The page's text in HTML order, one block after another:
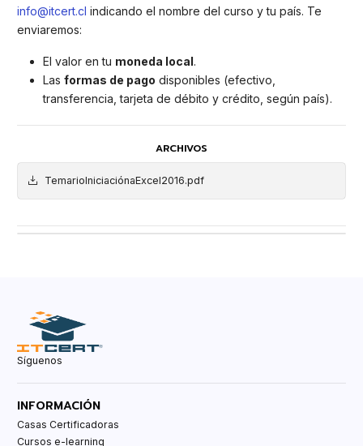
info@itcert.cl indicando el nombre del curso y tu país. Te
enviaremos:
El valor en tu moneda local.
Las formas de pago disponibles (efectivo,
transferencia, tarjeta de débito y crédito, según país).
ARCHIVOS
TemarioIniciaciónaExcel2016.pdf
Síguenos
INFORMACIÓN
Casas Certificadoras
Cursos e-learning